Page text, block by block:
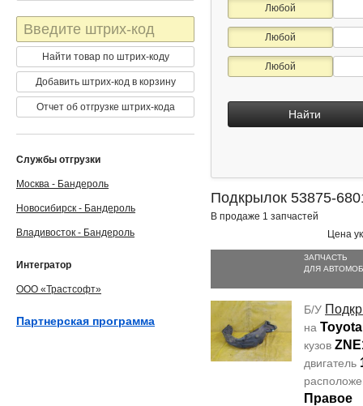
Любой
Любой
Любой
Найти
Подкрылок 53875-
В продаже 1 запчастей
Цена
ЗАПЧАСТЬ
ДЛЯ
Б/У
на
кузов
двигатель
Правое
Штрих-
код
Найти товар по штрих-коду
Добавить штрих-код в корзину
Отчет об отгрузке штрих-кода
Службы отгрузки
Москва - Бандероль
Новосибирск - Бандероль
Владивосток - Бандероль
Интегратор
ООО «Трастсофт»
Партнерская программа